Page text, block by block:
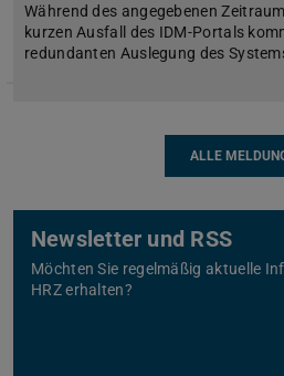
Während des angegebenen
kurzen Ausfall des IDM-Portals
redundanten Auslegung des
ALLE
Newsletter und RSS
Möchten Sie regelmäßig aktuelle
HRZ erhalten?